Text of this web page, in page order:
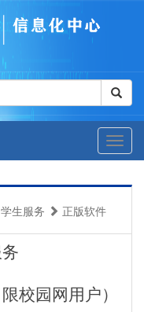
学生服务 正版软件
校园网用户）